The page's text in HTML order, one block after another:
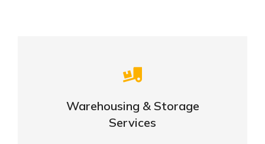
Warehousing & Storage
Services
Careful storage of your goods
VIEW DETAILS